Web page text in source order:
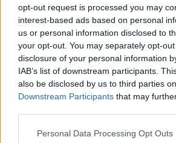
opt-out request is processed you may
interest-based ads based on personal
us or personal information disclosed to
your opt-out. You may separately opt-
disclosure of your personal information
IAB’s list of downstream participants.
also be disclosed by us to third parties
Downstream Participants that may
Personal Data Processing Opt Outs